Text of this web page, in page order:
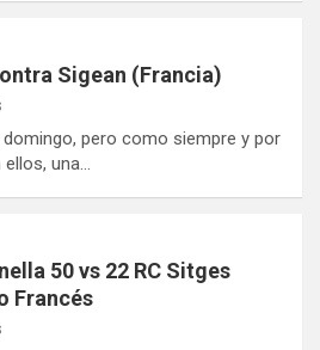
Sigean (Francia)
pero como siempre y por
una…
50 vs 22 RC Sitges
Francés